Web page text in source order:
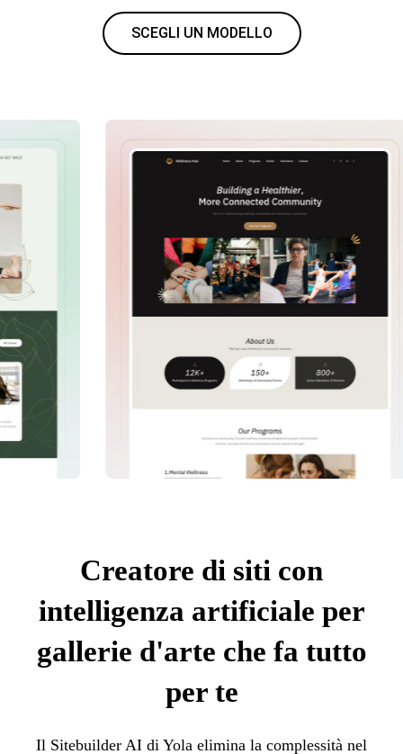
SCEGLI UN MODELLO
Creatore di siti con
intelligenza artificiale per
gallerie d'arte che fa tutto
per te
Il Sitebuilder AI di Yola elimina la complessità nel